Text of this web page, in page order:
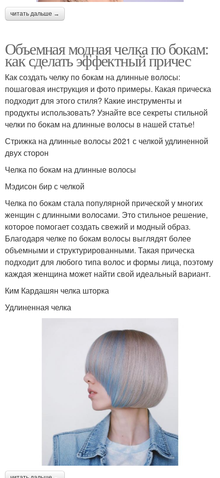
читать дальше →
Объемная модная челка по бокам:
как сделать эффектный причес
Как создать челку по бокам на длинные волосы:
пошаговая инструкция и фото примеры. Какая прическа
подходит для этого стиля? Какие инструменты и
продукты использовать? Узнайте все секреты стильной
челки по бокам на длинные волосы в нашей статье!
Стрижка на длинные волосы 2021 с челкой удлиненной
двух сторон
Челка по бокам на длинные волосы
Мэдисон бир с челкой
Челка по бокам стала популярной прической у многих
женщин с длинными волосами. Это стильное решение,
которое помогает создать свежий и модный образ.
Благодаря челке по бокам волосы выглядят более
объемными и структурированными. Такая прическа
подходит для любого типа волос и формы лица, поэтому
каждая женщина может найти свой идеальный вариант.
Ким Кардашян челка шторка
Удлиненная челка